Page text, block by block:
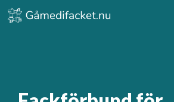
Hoppa
till